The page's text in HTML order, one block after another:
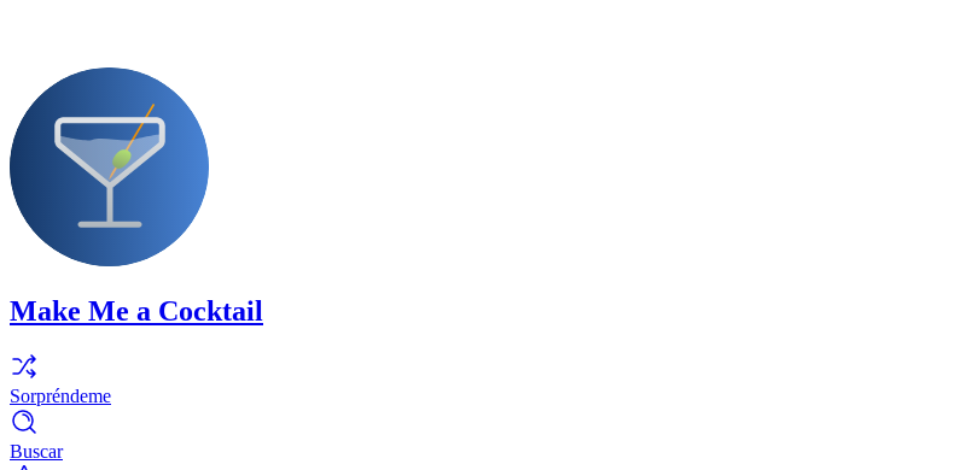
Make Me a Cocktail
Sorpréndeme
Buscar